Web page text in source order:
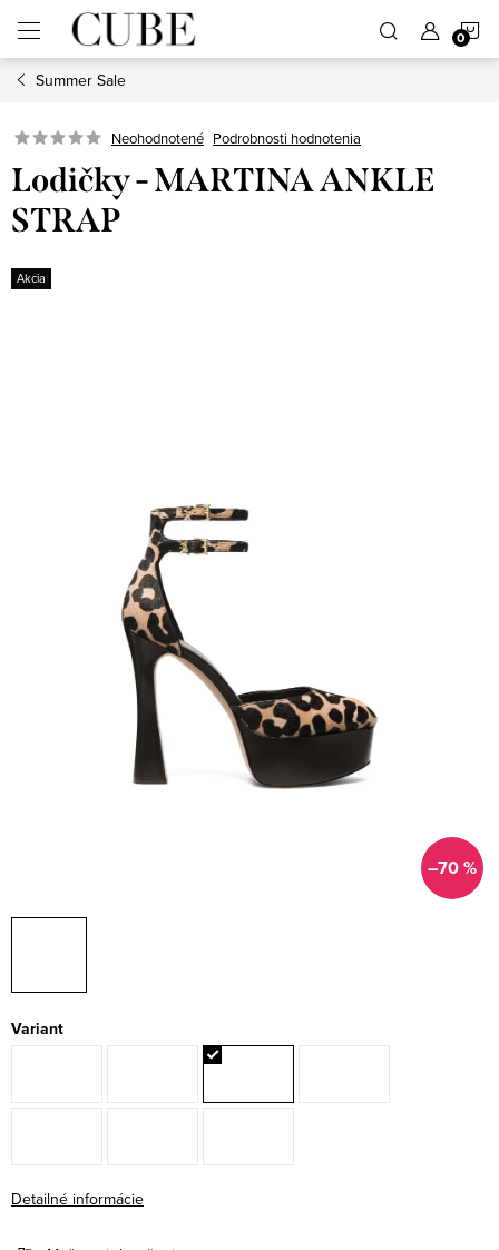
obsah
Summer Sale
Neohodnotené Podrobnosti hodnotenia
Lodičky - MARTINA ANKLE
STRAP
Akcia
–70 %
Variant
Detailné informácie